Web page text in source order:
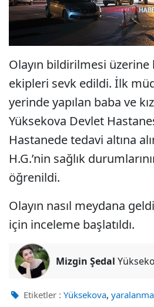
Olayın bildirilmesi üzerine
ekipleri sevk edildi. İlk
yerinde yapılan baba ve
Yüksekova Devlet
Hastanede tedavi altına
H.G.’nin sağlık
öğrenildi.
Olayın nasıl meydana
için inceleme başlatıldı.
Mizgin Şedal
Etiketler : Yüksekova, yaralanma